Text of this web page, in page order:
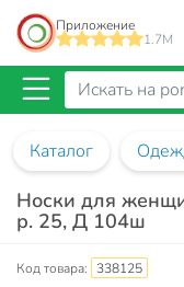
Приложение
1.7M
Каталог
Носки для
р. 25, Д 104ш
Код товара: 338125